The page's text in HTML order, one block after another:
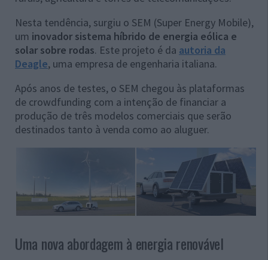
Nesta tendência, surgiu o SEM (Super Energy Mobile),
um inovador sistema híbrido de energia eólica e
solar sobre rodas. Este projeto é da autoria da
Deagle, uma empresa de engenharia italiana.
Após anos de testes, o SEM chegou às plataformas
de crowdfunding com a intenção de financiar a
produção de três modelos comerciais que serão
destinados tanto à venda como ao aluguer.
Uma nova abordagem à energia renovável